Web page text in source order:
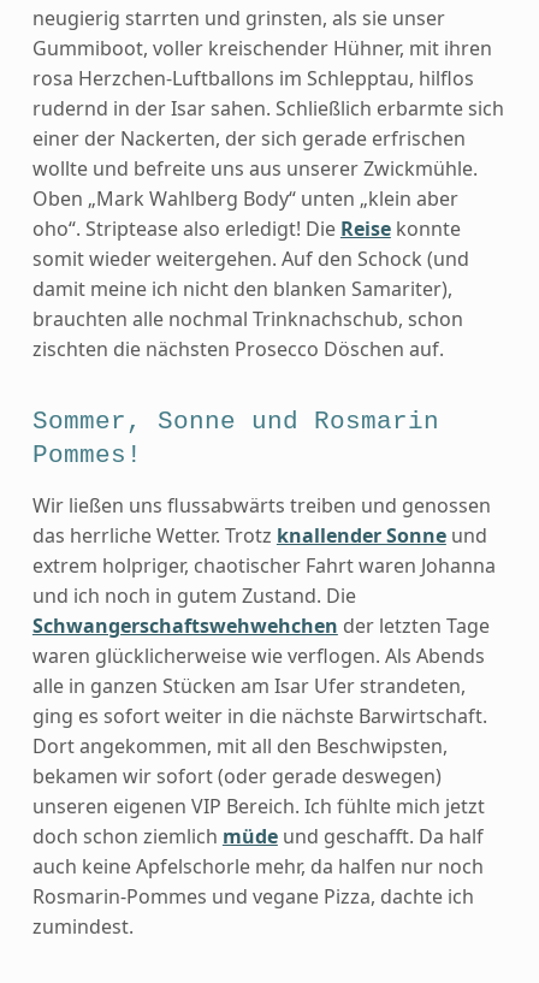
neugierig starrten und grinsten, als sie unser
Gummiboot, voller kreischender Hühner, mit ihren
rosa Herzchen-Luftballons im Schlepptau, hilflos
rudernd in der Isar sahen. Schließlich erbarmte sich
einer der Nackerten, der sich gerade erfrischen
wollte und befreite uns aus unserer Zwickmühle.
Oben „Mark Wahlberg Body“ unten „klein aber
oho“. Striptease also erledigt! Die Reisekonnte
somit wieder weitergehen. Auf den Schock (und
damit meine ich nicht den blanken Samariter),
brauchten alle nochmal Trinknachschub, schon
zischten die nächsten Prosecco Döschen auf.
Sommer, Sonne und Rosmarin
Pommes!
Wir ließen uns flussabwärts treiben und genossen
das herrliche Wetter. Trotz knallender Sonneund
extrem holpriger, chaotischer Fahrt waren Johanna
und ich noch in gutem Zustand. Die
Schwangerschaftswehwehchen der letzten Tage
waren glücklicherweise wie verflogen. Als Abends
alle in ganzen Stücken am Isar Ufer strandeten,
ging es sofort weiter in die nächste Barwirtschaft.
Dort angekommen, mit all den Beschwipsten,
bekamen wir sofort (oder gerade deswegen)
unseren eigenen VIP Bereich. Ich fühlte mich jetzt
doch schon ziemlich müdeund geschafft. Da half
auch keine Apfelschorle mehr, da halfen nur noch
Rosmarin-Pommes und vegane Pizza, dachte ich
zumindest.